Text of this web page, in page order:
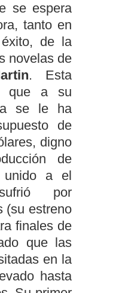
se espera
tanto en
de la
novelas de
. Esta
que a su
se le ha
de
digno
de
unido a el
por
(su estreno
finales de
que las
en la
hasta